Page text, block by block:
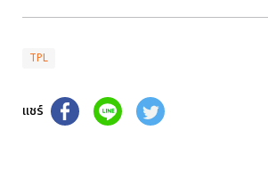
TPL
แชร์